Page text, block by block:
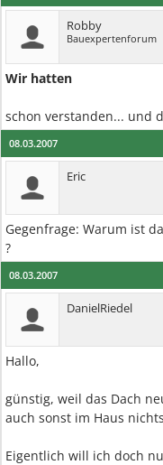
Robby
Bauexpertenforum
Wir hatten
schon verstanden... und
08.03.2007
Eric
Gegenfrage: Warum ist
?
08.03.2007
DanielRiedel
Hallo,
günstig, weil das Dach
auch sonst im Haus
Eigentlich will ich doch